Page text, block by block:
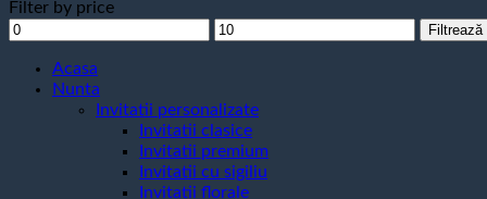
Filter by price
Preț
Preț
Filtrează
Acasa
Nunta
Invitatii personalizate
Invitatii clasice
Invitatii premium
Invitatii cu sigiliu
Invitatii florale